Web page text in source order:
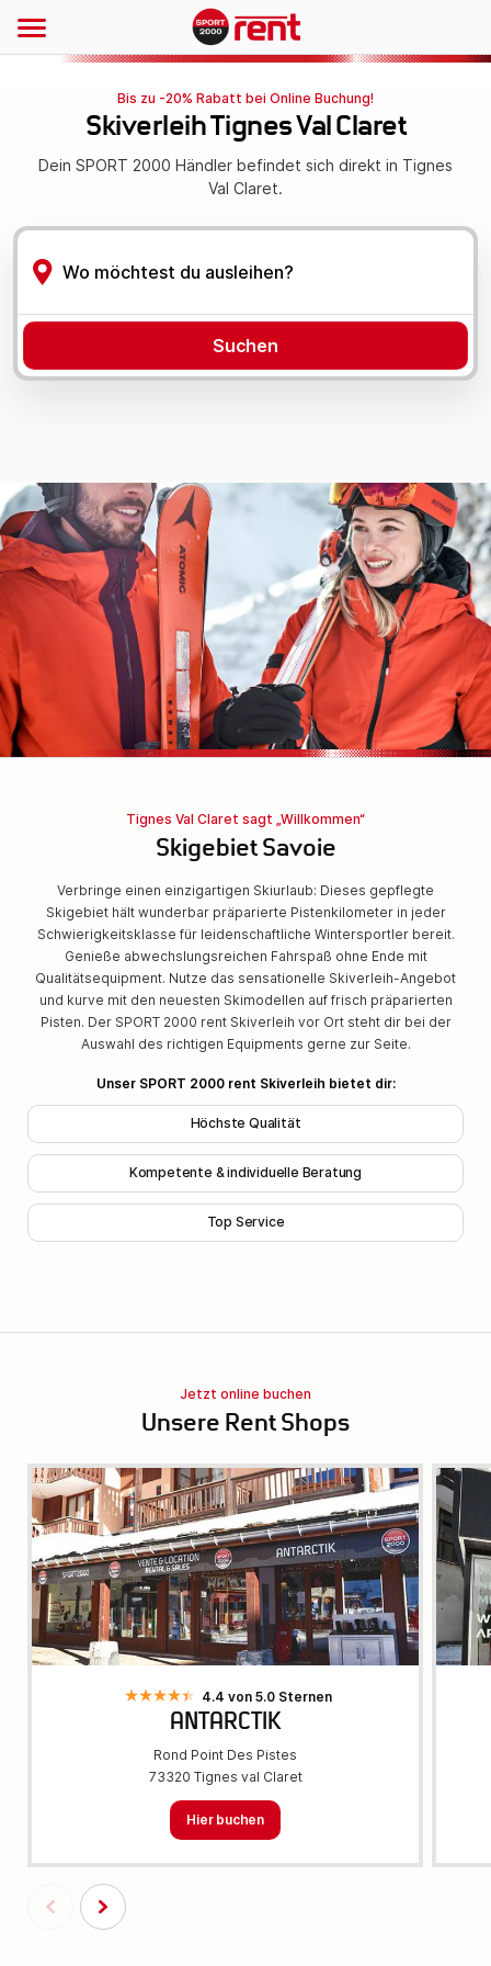
Bis zu -20% Rabatt bei Online Buchung!
Skiverleih Tignes Val Claret
Dein SPORT 2000 Händler befindet sich direkt in Tignes
Val Claret.
Tignes Val Claret sagt „Willkommen“
Skigebiet Savoie
Verbringe einen einzigartigen Skiurlaub: Dieses gepflegte
Skigebiet hält wunderbar präparierte Pistenkilometer in jeder
Schwierigkeitsklasse für leidenschaftliche Wintersportler bereit.
Genieße abwechslungsreichen Fahrspaß ohne Ende mit
Qualitätsequipment. Nutze das sensationelle Skiverleih-Angebot
und kurve mit den neuesten Skimodellen auf frisch präparierten
Pisten. Der SPORT 2000 rent Skiverleih vor Ort steht dir bei der
Auswahl des richtigen Equipments gerne zur Seite.
Unser SPORT 2000 rent Skiverleih bietet dir:
Höchste Qualität
Kompetente & individuelle Beratung
Top Service
Jetzt online buchen
Unsere Rent Shops
4.4 von 5.0 Sternen
ANTARCTIK
Rond Point Des Pistes
73320 Tignes val Claret
Hier buchen